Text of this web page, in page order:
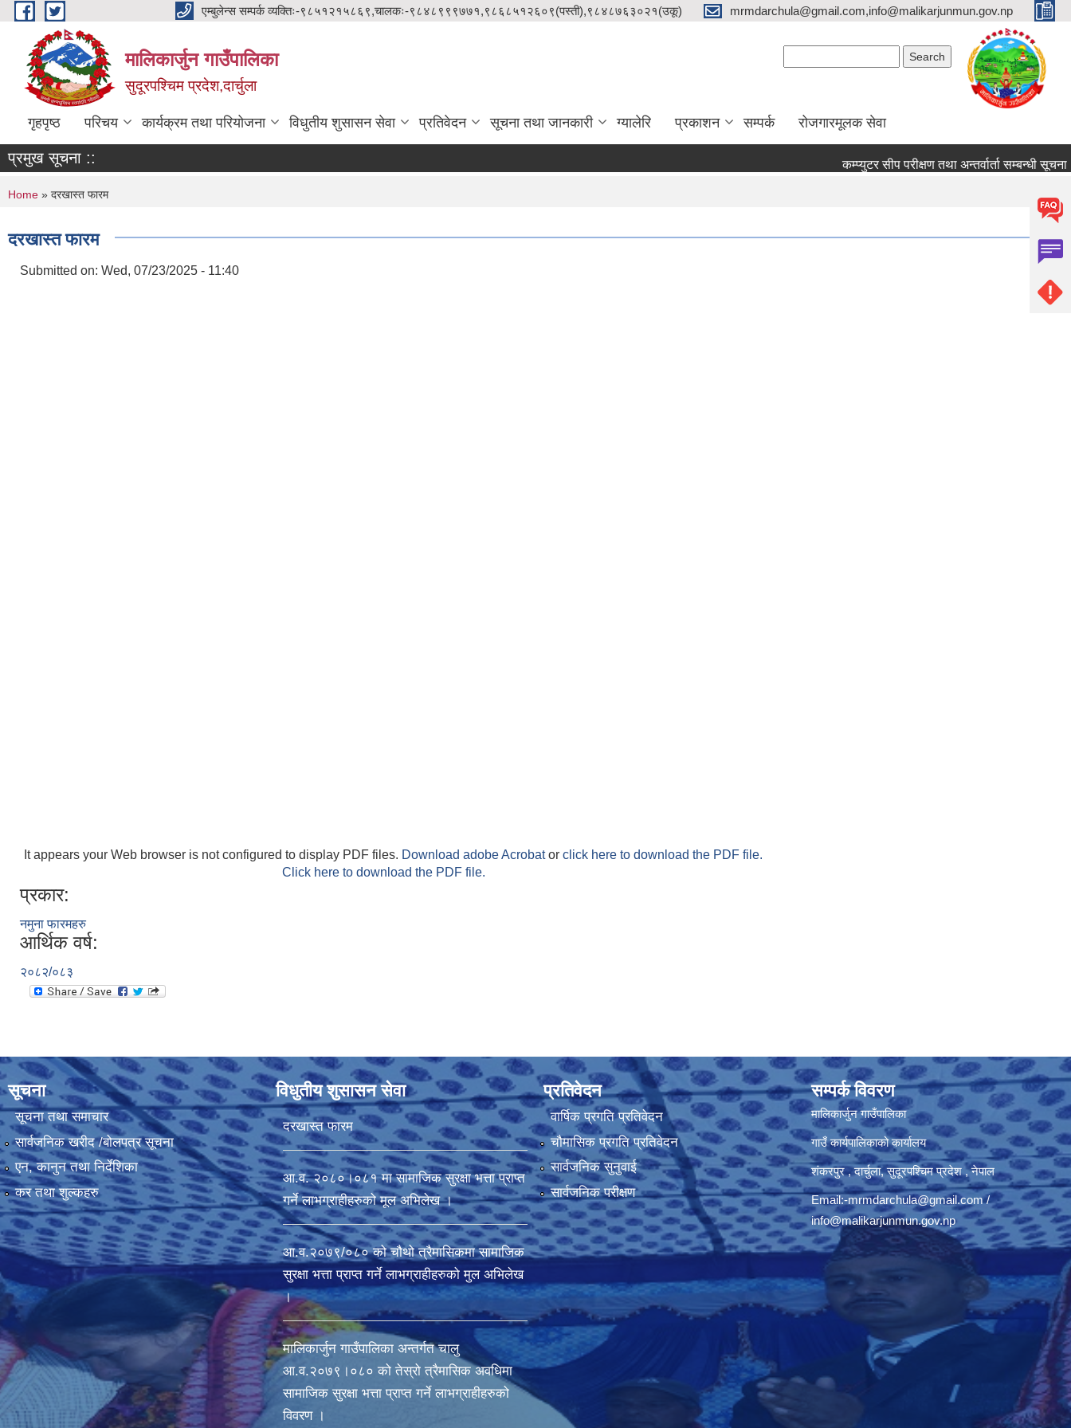
Skip to main content एम्बुलेन्स सम्पर्क व्यक्तिः-९८५१२१५८६९,चालकः-९८४८९९९७७१,९८६८५१२६०९(पस्ती),९८४८७६३०२१(उकू) mrmdarchula@gmail.com,info@malikarjunmun.gov.np
मालिकार्जुन गाउँपालिका
सुदूरपश्चिम प्रदेश,दार्चुला
गृहपृष्ठ परिचय कार्यक्रम तथा परियोजना विधुतीय शुसासन सेवा प्रतिवेदन सूचना तथा जानकारी ग्यालेरि प्रकाशन सम्पर्क रोजगारमूलक सेवा
प्रमुख सूचना :: कम्प्युटर सीप परीक्षण तथा अन्तर्वार्ता सम्बन्धी सूचना
You are here
Home » दरखास्त फारम
दरखास्त फारम
Submitted on: Wed, 07/23/2025 - 11:40
It appears your Web browser is not configured to display PDF files. Download adobe Acrobator click here to download the PDF file.
Click here to download the PDF file.
प्रकार:
नमुना फारमहरु
आर्थिक वर्ष:
२०८२/०८३
सूचना
सूचना तथा समाचार
सार्वजनिक खरीद /बोलपत्र सूचना
एन, कानुन तथा निर्देशिका
कर तथा शुल्कहरु
विधुतीय शुसासन सेवा
दरखास्त फारम
आ.व. २०८०।०८१ मा सामाजिक सुरक्षा भत्ता प्राप्त
गर्ने लाभग्राहीहरुको मूल अभिलेख ।
आ.व.२०७९/०८० को चौथो त्रैमासिकमा सामाजिक
सुरक्षा भत्ता प्राप्त गर्ने लाभग्राहीहरुको मुल अभिलेख
।
मालिकार्जुन गाउँपालिका अन्तर्गत चालु
आ‍.व.२०७९।०८० को तेस्रो त्रैमासिक अवधिमा
सामाजिक सुरक्षा भत्ता प्राप्त गर्ने लाभग्राहीहरुको
विवरण ।
प्रतिवेदन
वार्षिक प्रगति प्रतिवेदन
चौमासिक प्रगति प्रतिवेदन
सार्वजनिक सुनुवाई
सार्वजनिक परीक्षण
सम्पर्क विवरण
मालिकार्जुन गाउँपालिका
गाउँ कार्यपालिकाको कार्यालय
शंकरपुर , दार्चुला, सुदूरपश्चिम प्रदेश , नेपाल
Email:-mrmdarchula@gmail.com/
info@malikarjunmun.gov.np